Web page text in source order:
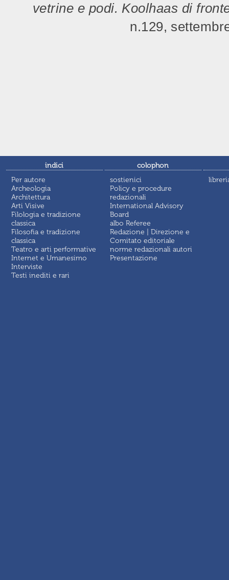
vetrine e podi. Koolhaas di
n.129,
indici
Per autore
Archeologia
Architettura
Arti Visive
Filologia e tradizione
classica
Filosofia e tradizione
classica
Teatro e arti performative
Internet e Umanesimo
Interviste
Testi inediti e rari
colophon
sostienici
Policy e procedure
redazionali
International Advisory
Board
albo Referee
Redazione | Direzione e
Comitato editoriale
norme redazionali autori
Presentazione